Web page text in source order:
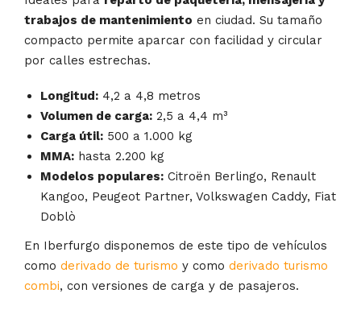
trabajos de mantenimiento en ciudad. Su tamaño
compacto permite aparcar con facilidad y circular
por calles estrechas.
Longitud: 4,2 a 4,8 metros
Volumen de carga: 2,5 a 4,4 m³
Carga útil: 500 a 1.000 kg
MMA: hasta 2.200 kg
Modelos populares: Citroën Berlingo, Renault
Kangoo, Peugeot Partner, Volkswagen Caddy, Fiat
Doblò
En Iberfurgo disponemos de este tipo de vehículos
como derivado de turismo y como derivado turismo
combi, con versiones de carga y de pasajeros.